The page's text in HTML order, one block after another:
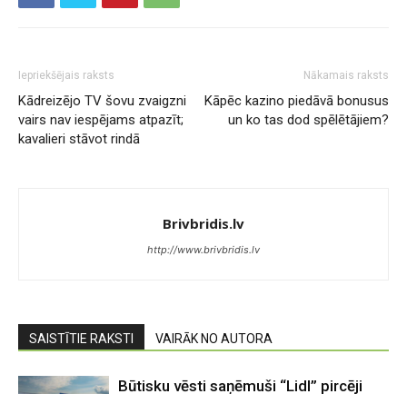
Iepriekšējais raksts
Kādreizējo TV šovu zvaigzni
vairs nav iespējams atpazīt;
kavalieri stāvot rindā
Nākamais raksts
Kāpēc kazino piedāvā bonusus
un ko tas dod spēlētājiem?
Brivbridis.lv
http://www.brivbridis.lv
SAISTĪTIE RAKSTI VAIRĀK NO AUTORA
Būtisku vēsti saņēmuši “Lidl” pircēji